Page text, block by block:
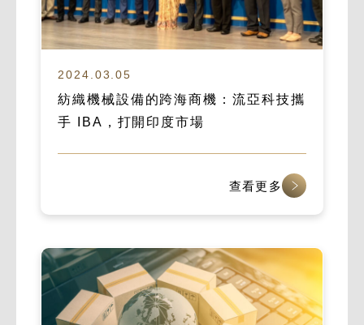
2024.03.05
紡織機械設備的跨海商機：流亞科技攜
手 IBA，打開印度市場
查看更多